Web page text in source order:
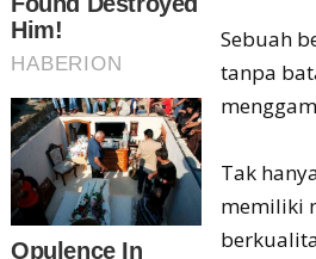
Sebuah
tanpa
Tak
memiliki